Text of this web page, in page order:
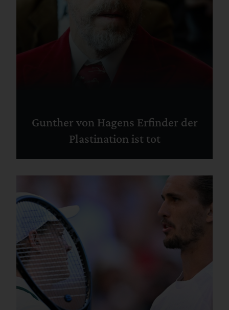
Gunther von Hagens Erfinder der
Plastination ist tot